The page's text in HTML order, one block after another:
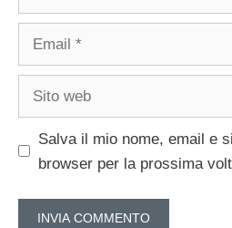
Salva il mio nome, email e
browser per la prossima